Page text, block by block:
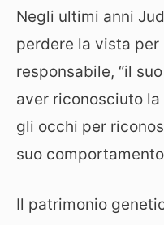
Negli ultimi anni
perdere la vista
responsabile, “il
aver riconosciuto la
gli occhi per
suo
Il patrimonio